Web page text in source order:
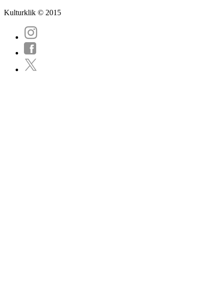
Kulturklik © 2015